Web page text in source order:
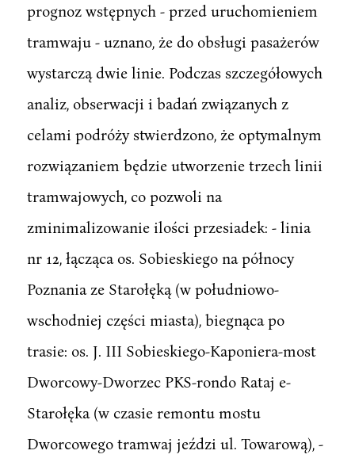
prognoz wstępnych - przed uruchomieniem
tramwaju - uznano, że do obsługi pasażerów
wystarczą dwie linie. Podczas szczegółowych
analiz, obserwacji i badań związanych z
celami podróży stwierdzono, że optymalnym
rozwiązaniem będzie utworzenie trzech linii
tramwajowych, co pozwoli na
zminimalizowanie ilości przesiadek: - linia
nr 12, łącząca os. Sobieskiego na północy
Poznania ze Starołęką (w południowo-
wschodniej części miasta), biegnąca po
trasie: os. J. III Sobieskiego-Kaponiera-most
Dworcowy-Dworzec PKS-rondo Rataj e-
Starołęka (w czasie remontu mostu
Dworcowego tramwaj jeździ ul. Towarową), -